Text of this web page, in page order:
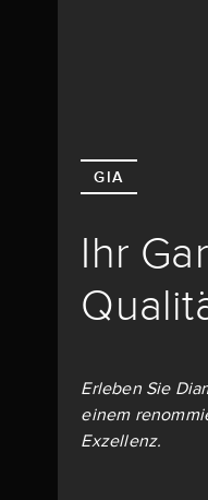
GIA
Ihr
Erleben Sie
einem
Exzellenz.